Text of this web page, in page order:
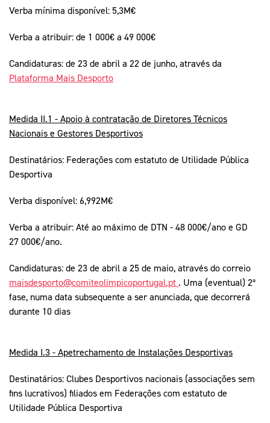
Verba mínima disponível: 5,3M€
Verba a atribuir: de 1 000€ a 49 000€
Candidaturas: de 23 de abril a 22 de junho, através da
Plataforma Mais Desporto
Medida II.1 - Apoio à contratação de Diretores Técnicos
Nacionais e Gestores Desportivos
Destinatários: Federações com estatuto de Utilidade Pública
Desportiva
Verba disponível: 6,992M€
Verba a atribuir: Até ao máximo de DTN - 48 000€/ano e GD
27 000€/ano.
Candidaturas: de 23 de abril a 25 de maio, através do correio
maisdesporto@comiteolimpicoportugal.pt . Uma (eventual) 2ª
fase, numa data subsequente a ser anunciada, que decorrerá
durante 10 dias
Medida I.3 - Apetrechamento de Instalações Desportivas
Destinatários: Clubes Desportivos nacionais (associações sem
fins lucrativos) filiados em Federações com estatuto de
Utilidade Pública Desportiva